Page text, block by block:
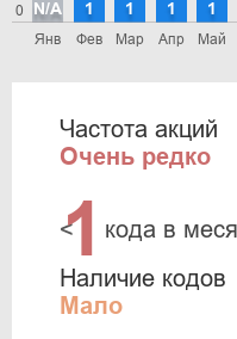
0
Янв
N/A
Фев
1
Мар
1
Апр
1
Май
1
Частота акций
Очень редко
<
1 кода в
Наличие кодов
Мало